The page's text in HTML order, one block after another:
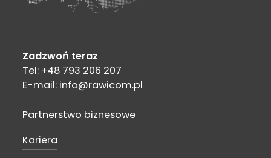
Zadzwoń teraz
Tel: +48 793 206 207
E-mail: info@rawicom.pl
Partnerstwo biznesowe
Kariera